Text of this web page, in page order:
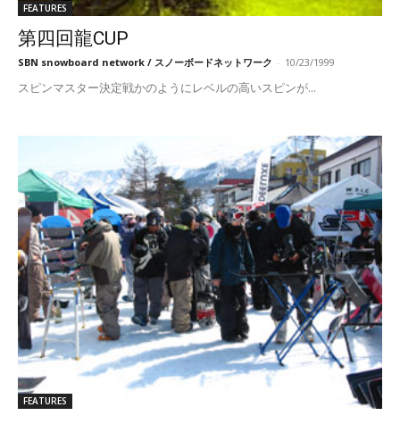
FEATURES
第四回龍CUP
SBN snowboard network / スノーボードネットワーク - 10/23/1999
スピンマスター決定戦かのようにレベルの高いスピンが...
FEATURES